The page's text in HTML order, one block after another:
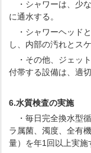
・シャワーは、少
に通水する。
・シャワーヘッド
し、内部の汚れとス
・その他、ジェッ
付帯する設備は、適
6.水質検査の実施
・毎日完全換水型
ラ属菌、濁度、全有
量）を年1回以上実施